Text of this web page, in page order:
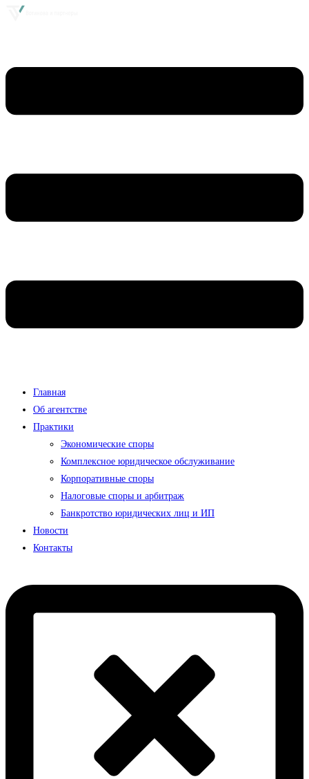
Главная
Об агентстве
Практики
Экономические споры
Комплексное юридическое обслуживание
Корпоративные споры
Налоговые споры и арбитраж
Банкротство юридических лиц и ИП
Новости
Контакты